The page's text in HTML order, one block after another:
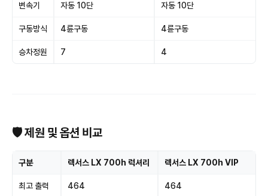
변속기 자동 10단 자동 10단
구동방식 4륜구동 4륜구동
승차정원 7 4
🛡 제원 및 옵션 비교
구분 렉서스 LX 700h 럭셔리 렉서스 LX 700h VIP
최고 출력 464 464